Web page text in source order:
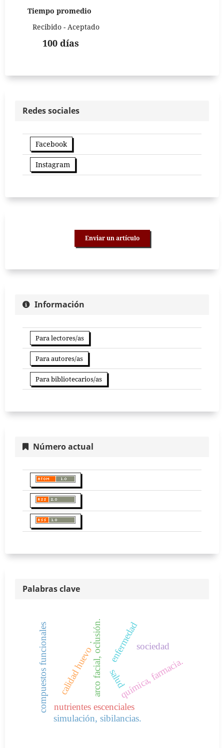
Tiempo promedio
Recibido - Aceptado
100 días
Redes sociales
Facebook
Instagram
Enviar un artículo
Información
Para lectores/as
Para autores/as
Para bibliotecarios/as
Número actual
Palabras clave
salud
enfermedadsociedad
arco facial, oclusión. química, farmacia.
.
calidad huevo
nutrientes escenciales
compuestos funcionales
simulación, sibilancias.